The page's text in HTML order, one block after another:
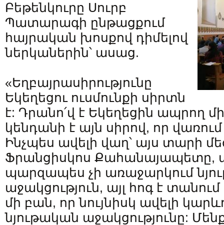
Բեթենկուրը Սուրբ
Պատարագի ընթացքում
հայրական խոսքով դիմելով
ներկաներին՝ ասաց.
«Եղբայրասիրությունը
Եկեղեցու ուսմունքի սիրտն
է: Դրանո՛վ է Եկեղեցին ապրող
կենդանի է այն սիրով, որ
Ինչպես ավելի վաղ՝ այս տարի
Ֆրանցիսկոս Քահանայապետը,
պարզապես չի առաջարկում
աջակցություն, այլ հոգ է
մի բան, որ նույնիսկ ավելի
նյութական աջակցությունը: